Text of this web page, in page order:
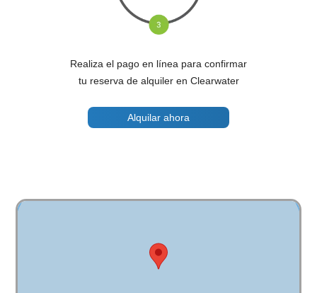
Realiza el pago en línea para confirmar
tu reserva de alquiler en Clearwater
Alquilar ahora